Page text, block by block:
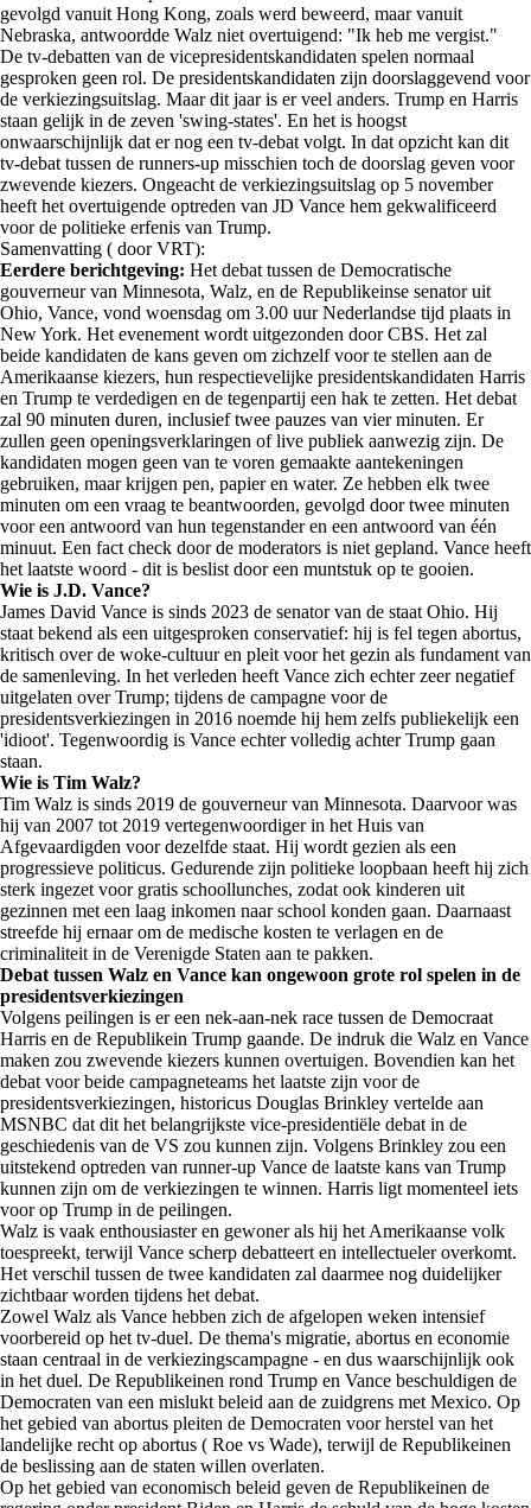
gevolgd vanuit Hong Kong, zoals werd beweerd, maar vanuit
Nebraska, antwoordde Walz niet overtuigend: "Ik heb me vergist."
De tv-debatten van de vicepresidentskandidaten spelen normaal
gesproken geen rol. De presidentskandidaten zijn doorslaggevend voor
de verkiezingsuitslag. Maar dit jaar is er veel anders. Trump en Harris
staan gelijk in de zeven 'swing-states'. En het is hoogst
onwaarschijnlijk dat er nog een tv-debat volgt. In dat opzicht kan dit
tv-debat tussen de runners-up misschien toch de doorslag geven voor
zwevende kiezers. Ongeacht de verkiezingsuitslag op 5 november
heeft het overtuigende optreden van JD Vance hem gekwalificeerd
voor de politieke erfenis van Trump.
Samenvatting ( door VRT):
Eerdere berichtgeving: Het debat tussen de Democratische
gouverneur van Minnesota, Walz, en de Republikeinse senator uit
Ohio, Vance, vond woensdag om 3.00 uur Nederlandse tijd plaats in
New York. Het evenement wordt uitgezonden door CBS. Het zal
beide kandidaten de kans geven om zichzelf voor te stellen aan de
Amerikaanse kiezers, hun respectievelijke presidentskandidaten Harris
en Trump te verdedigen en de tegenpartij een hak te zetten. Het debat
zal 90 minuten duren, inclusief twee pauzes van vier minuten. Er
zullen geen openingsverklaringen of live publiek aanwezig zijn. De
kandidaten mogen geen van te voren gemaakte aantekeningen
gebruiken, maar krijgen pen, papier en water. Ze hebben elk twee
minuten om een vraag te beantwoorden, gevolgd door twee minuten
voor een antwoord van hun tegenstander en een antwoord van één
minuut. Een fact check door de moderators is niet gepland. Vance heeft
het laatste woord - dit is beslist door een muntstuk op te gooien.
Wie is J.D. Vance?
James David Vance is sinds 2023 de senator van de staat Ohio. Hij
staat bekend als een uitgesproken conservatief: hij is fel tegen abortus,
kritisch over de woke-cultuur en pleit voor het gezin als fundament van
de samenleving. In het verleden heeft Vance zich echter zeer negatief
uitgelaten over Trump; tijdens de campagne voor de
presidentsverkiezingen in 2016 noemde hij hem zelfs publiekelijk een
'idioot'. Tegenwoordig is Vance echter volledig achter Trump gaan
staan.
Wie is Tim Walz?
Tim Walz is sinds 2019 de gouverneur van Minnesota. Daarvoor was
hij van 2007 tot 2019 vertegenwoordiger in het Huis van
Afgevaardigden voor dezelfde staat. Hij wordt gezien als een
progressieve politicus. Gedurende zijn politieke loopbaan heeft hij zich
sterk ingezet voor gratis schoollunches, zodat ook kinderen uit
gezinnen met een laag inkomen naar school konden gaan. Daarnaast
streefde hij ernaar om de medische kosten te verlagen en de
criminaliteit in de Verenigde Staten aan te pakken.
Debat tussen Walz en Vance kan ongewoon grote rol spelen in de
presidentsverkiezingen
Volgens peilingen is er een nek-aan-nek race tussen de Democraat
Harris en de Republikein Trump gaande. De indruk die Walz en Vance
maken zou zwevende kiezers kunnen overtuigen. Bovendien kan het
debat voor beide campagneteams het laatste zijn voor de
presidentsverkiezingen, historicus Douglas Brinkley vertelde aan
MSNBC dat dit het belangrijkste vice-presidentiële debat in de
geschiedenis van de VS zou kunnen zijn. Volgens Brinkley zou een
uitstekend optreden van runner-up Vance de laatste kans van Trump
kunnen zijn om de verkiezingen te winnen. Harris ligt momenteel iets
voor op Trump in de peilingen.
Walz is vaak enthousiaster en gewoner als hij het Amerikaanse volk
toespreekt, terwijl Vance scherp debatteert en intellectueler overkomt.
Het verschil tussen de twee kandidaten zal daarmee nog duidelijker
zichtbaar worden tijdens het debat.
Zowel Walz als Vance hebben zich de afgelopen weken intensief
voorbereid op het tv-duel. De thema's migratie, abortus en economie
staan centraal in de verkiezingscampagne - en dus waarschijnlijk ook
in het duel. De Republikeinen rond Trump en Vance beschuldigen de
Democraten van een mislukt beleid aan de zuidgrens met Mexico. Op
het gebied van abortus pleiten de Democraten voor herstel van het
landelijke recht op abortus ( Roe vs Wade), terwijl de Republikeinen
de beslissing aan de staten willen overlaten.
Op het gebied van economisch beleid geven de Republikeinen de